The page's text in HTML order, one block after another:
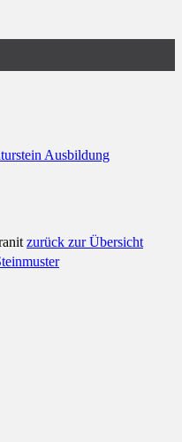
Ausbildung
zurück zur Übersicht